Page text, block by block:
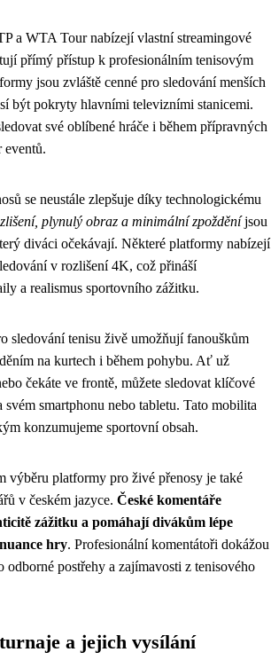
a WTA Tour nabízejí vlastní streamingové
přímý přístup k profesionálním tenisovým
jsou zvláště cenné pro sledování menších
být pokryty hlavními televizními stanicemi.
své oblíbené hráče i během přípravných
eventů.
se neustále zlepšuje díky technologickému
plynulý obraz a minimální zpožděníjsou
diváci očekávají. Některé platformy nabízejí
v rozlišení 4K, což přináší
a realismus sportovního zážitku.
sledování tenisu živě umožňují fanouškům
na kurtech i během pohybu. Ať už
čekáte ve frontě, můžete sledovat klíčové
svém smartphonu nebo tabletu. Tato mobilita
konzumujeme sportovní obsah.
výběru platformy pro živé přenosy je také
v českém jazyce. České komentáře
zážitku a pomáhají divákům lépe
hry. Profesionální komentátoři dokážou
odborné postřehy a zajímavosti z tenisového
a jejich vysílání